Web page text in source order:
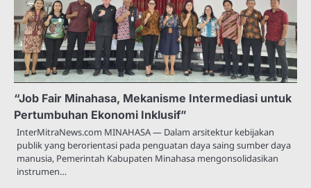
“Job Fair Minahasa, Mekanisme Intermediasi untuk
Pertumbuhan Ekonomi Inklusif”
InterMitraNews.com MINAHASA — Dalam arsitektur kebijakan
publik yang berorientasi pada penguatan daya saing sumber daya
manusia, Pemerintah Kabupaten Minahasa mengonsolidasikan
instrumen…